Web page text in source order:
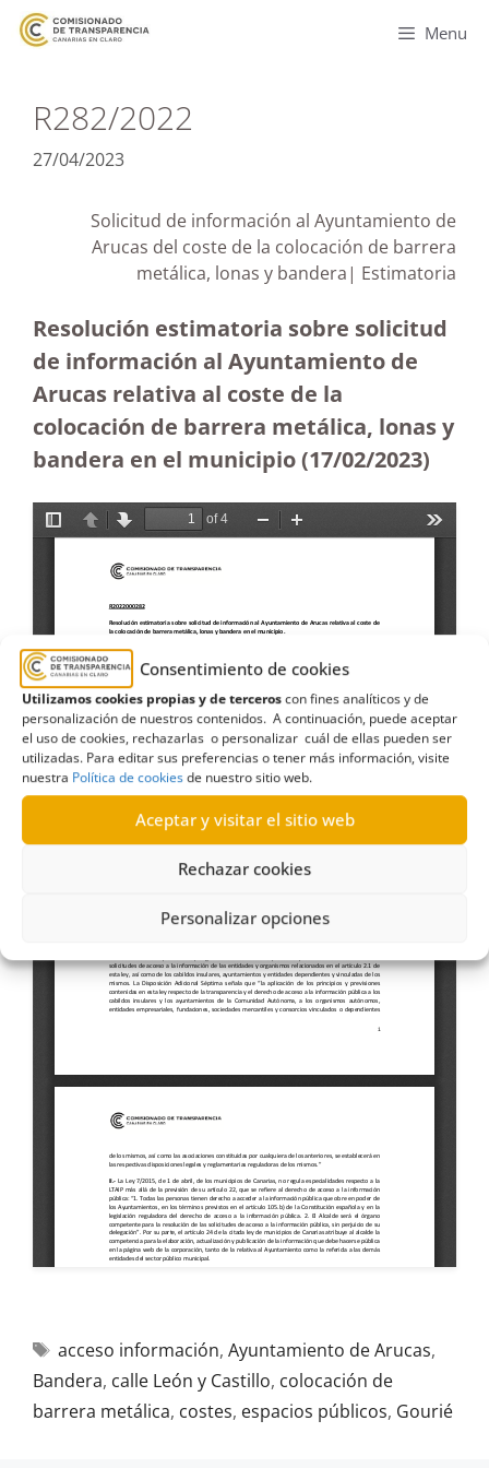
Consentimiento de cookies
Utilizamos cookies propias y de terceroscon fines analíticos y de
personalización de nuestros contenidos. A continuación, puede aceptar
el uso de cookies, rechazarlas o personalizar cuál de ellas pueden ser
utilizadas. Para editar sus preferencias o tener más información, visite
nuestra Política de cookiesde nuestro sitio web.
Aceptar y visitar el sitio web
Rechazar cookies
Personalizar opciones
Menu
R282/2022
27/04/2023
Solicitud de información al Ayuntamiento de
Arucas del coste de la colocación de barrera
metálica, lonas y bandera| Estimatoria
Resolución estimatoria sobre solicitud
de información al Ayuntamiento de
Arucas relativa al coste de la
colocación de barrera metálica, lonas y
bandera en el municipio(17/02/2023)
acceso información, Ayuntamiento de Arucas,
Bandera, calle León y Castillo, colocación de
barrera metálica, costes, espacios públicos, Gourié